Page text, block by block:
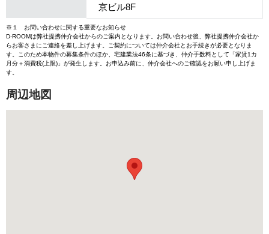
京ビル8F
※１ お問い合わせに関する重要なお知らせ
D-ROOMは弊社提携仲介会社からのご案内となります。お問い合わせ後、弊社提携仲介会社か
らお客さまにご連絡を差し上げます。ご契約については仲介会社とお手続きが必要となりま
す。このため本物件の募集条件のほか、宅建業法46条に基づき、仲介手数料として「家賃1カ
月分＋消費税(上限)」が発生します。お申込み前に、仲介会社へのご確認をお願い申し上げま
す。
周辺地図